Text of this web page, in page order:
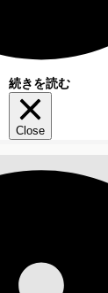
続きを読む
Close